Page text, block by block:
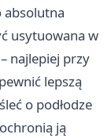
absolutna
usytuowana w
najlepiej przy
lepszą
o podłodze
ją